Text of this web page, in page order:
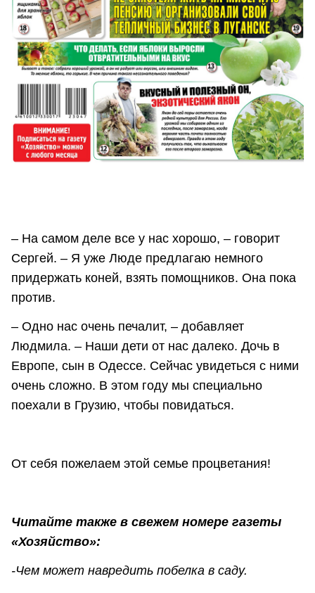
– На самом деле все у нас хорошо, – говорит
Сергей. – Я уже Люде предлагаю немного
придержать коней, взять помощников. Она пока
против.
– Одно нас очень печалит, – добавляет
Людмила. – Наши дети от нас далеко. Дочь в
Европе, сын в Одессе. Сейчас увидеться с ними
очень сложно. В этом году мы специально
поехали в Грузию, чтобы повидаться.
От себя пожелаем этой семье процветания!
Читайте также в свежем номере газеты
«Хозяйство»:
-Чем может навредить побелка в саду.